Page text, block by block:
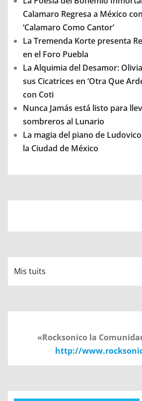
Calamaro Regresa a México
‘Calamaro Como Cantor’
La Tremenda Korte presenta
en el Foro Puebla
La Alquimia del Desamor:
sus Cicatrices en ‘Otra Que
con Coti
Nunca Jamás está listo para
sombreros al Lunario
La magia del piano de
la Ciudad de México
Mis tuits
«Rocksonico la
http://